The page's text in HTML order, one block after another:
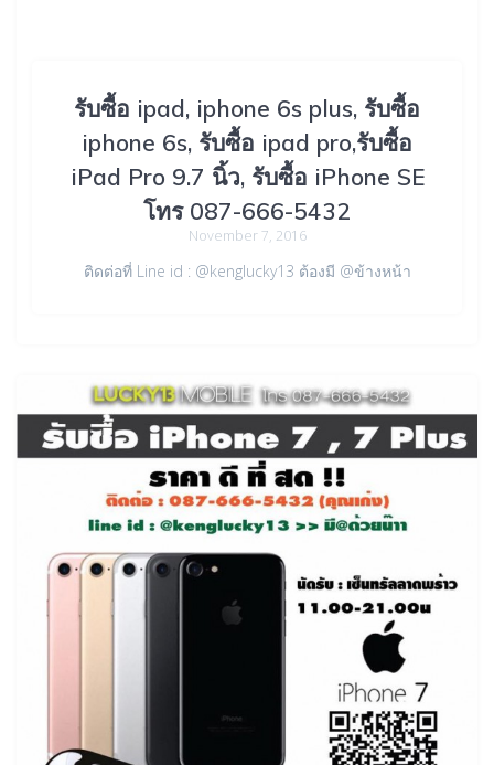
รับซื้อ ipad, iphone 6s plus, รับซื้อ
iphone 6s, รับซื้อ ipad pro,รับซื้อ
iPad Pro 9.7 นิ้ว, รับซื้อ iPhone SE
โทร 087-666-5432
November 7, 2016
ติดต่อที่ Line id : @kenglucky13 ต้องมี @ข้างหน้า